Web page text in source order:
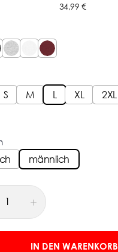
34,99 €
S M L XL 2XL
männlich
IN DEN WARENKORB